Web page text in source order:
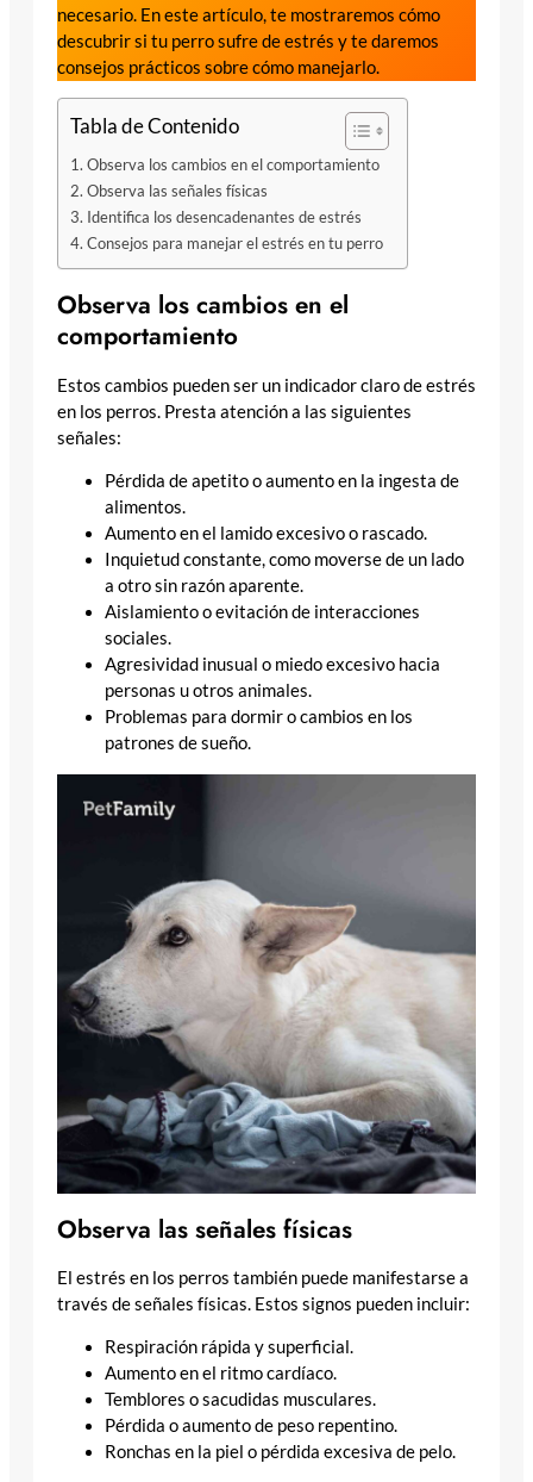
necesario. En este artículo, te mostraremos cómo
descubrir si tu perro sufre de estrés y te daremos
consejos prácticos sobre cómo manejarlo.
Tabla de Contenido
Observa los cambios en el comportamiento
Observa las señales físicas
Identifica los desencadenantes de estrés
Consejos para manejar el estrés en tu perro
Observa los cambios en el
comportamiento
Estos cambios pueden ser un indicador claro de estrés
en los perros. Presta atención a las siguientes
señales:
Pérdida de apetito o aumento en la ingesta de
alimentos.
Aumento en el lamido excesivo o rascado.
Inquietud constante, como moverse de un lado
a otro sin razón aparente.
Aislamiento o evitación de interacciones
sociales.
Agresividad inusual o miedo excesivo hacia
personas u otros animales.
Problemas para dormir o cambios en los
patrones de sueño.
Observa las señales físicas
El estrés en los perros también puede manifestarse a
través de señales físicas. Estos signos pueden incluir:
Respiración rápida y superficial.
Aumento en el ritmo cardíaco.
Temblores o sacudidas musculares.
Pérdida o aumento de peso repentino.
Ronchas en la piel o pérdida excesiva de pelo.